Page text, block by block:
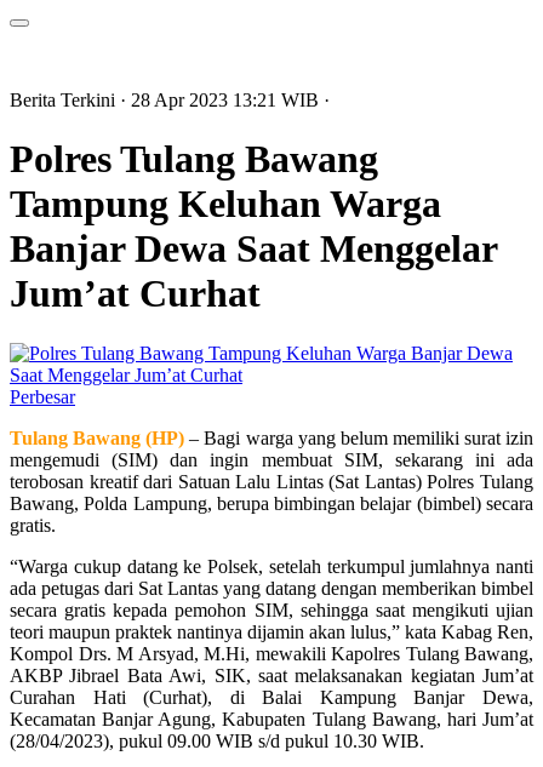
Berita Terkini · 28 Apr 2023 13:21 WIB ·
Polres Tulang Bawang
Tampung Keluhan Warga
Banjar Dewa Saat Menggelar
Jum’at Curhat
Perbesar
Tulang Bawang (HP) – Bagi warga yang belum memiliki surat izin
mengemudi (SIM) dan ingin membuat SIM, sekarang ini ada
terobosan kreatif dari Satuan Lalu Lintas (Sat Lantas) Polres Tulang
Bawang, Polda Lampung, berupa bimbingan belajar (bimbel) secara
gratis.
“Warga cukup datang ke Polsek, setelah terkumpul jumlahnya nanti
ada petugas dari Sat Lantas yang datang dengan memberikan bimbel
secara gratis kepada pemohon SIM, sehingga saat mengikuti ujian
teori maupun praktek nantinya dijamin akan lulus,” kata Kabag Ren,
Kompol Drs. M Arsyad, M.Hi, mewakili Kapolres Tulang Bawang,
AKBP Jibrael Bata Awi, SIK, saat melaksanakan kegiatan Jum’at
Curahan Hati (Curhat), di Balai Kampung Banjar Dewa,
Kecamatan Banjar Agung, Kabupaten Tulang Bawang, hari Jum’at
(28/04/2023), pukul 09.00 WIB s/d pukul 10.30 WIB.